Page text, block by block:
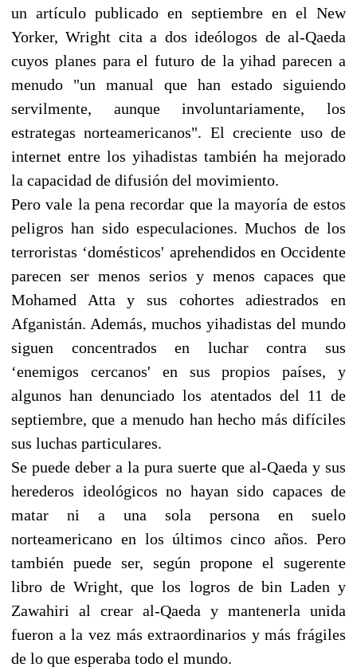
un artículo publicado en septiembre en el New
Yorker, Wright cita a dos ideólogos de al-Qaeda
cuyos planes para el futuro de la yihad parecen a
menudo "un manual que han estado siguiendo
servilmente, aunque involuntariamente, los
estrategas norteamericanos". El creciente uso de
internet entre los yihadistas también ha mejorado
la capacidad de difusión del movimiento.
Pero vale la pena recordar que la mayoría de estos
peligros han sido especulaciones. Muchos de los
terroristas ‘domésticos' aprehendidos en Occidente
parecen ser menos serios y menos capaces que
Mohamed Atta y sus cohortes adiestrados en
Afganistán. Además, muchos yihadistas del mundo
siguen concentrados en luchar contra sus
‘enemigos cercanos' en sus propios países, y
algunos han denunciado los atentados del 11 de
septiembre, que a menudo han hecho más difíciles
sus luchas particulares.
Se puede deber a la pura suerte que al-Qaeda y sus
herederos ideológicos no hayan sido capaces de
matar ni a una sola persona en suelo
norteamericano en los últimos cinco años. Pero
también puede ser, según propone el sugerente
libro de Wright, que los logros de bin Laden y
Zawahiri al crear al-Qaeda y mantenerla unida
fueron a la vez más extraordinarios y más frágiles
de lo que esperaba todo el mundo.